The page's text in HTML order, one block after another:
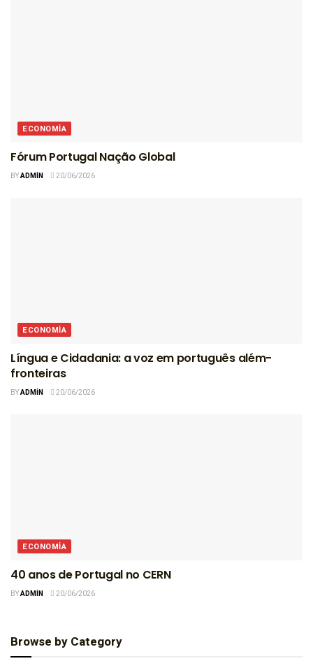
ECONOMIA
Fórum Portugal Nação Global
BYADMIN 20/06/2026
ECONOMIA
Língua e Cidadania: a voz em português além-
fronteiras
BYADMIN 20/06/2026
ECONOMIA
40 anos de Portugal no CERN
BYADMIN 20/06/2026
Browse by Category